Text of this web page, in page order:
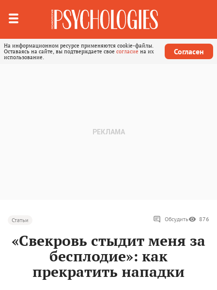
На информационном ресурсе применяются cookie-файлы.
Оставаясь на сайте, вы подтверждаете свое согласие на их
использование.
Согласен
Статьи Обсудить 876
«Свекровь стыдит меня за
бесплодие»: как
прекратить нападки